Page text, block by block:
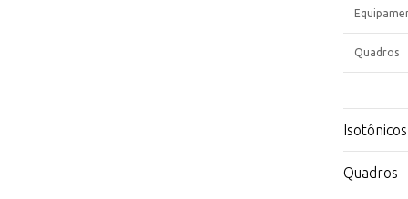
Quadros
Isotônicos
Quadros